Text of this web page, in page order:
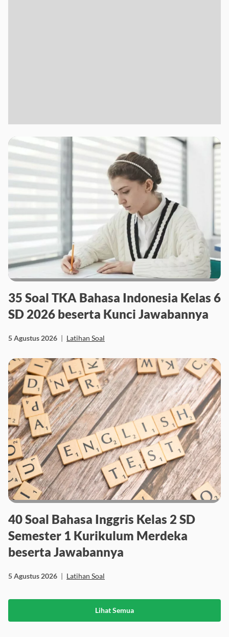
35 Soal TKA Bahasa Indonesia Kelas 6
SD 2026 beserta Kunci Jawabannya
5 Agustus 2026 | Latihan Soal
40 Soal Bahasa Inggris Kelas 2 SD
Semester 1 Kurikulum Merdeka
beserta Jawabannya
5 Agustus 2026 | Latihan Soal
Lihat Semua